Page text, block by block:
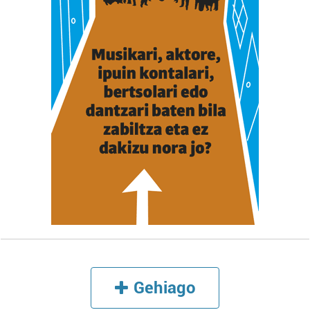
Lortu zure datu pertsonalak prozesatzeko moduari
buruzko informazio gehiago eta ezarri zure lehentasunak
datuen atalean. Edozein unetan alda edo ken dezakezu
zure baimena Cookieen adierazpenean.
Webgune honek cookie propioak eta hirugarrenen cookie-
fitxategiak erabiltzen ditu. Zure esperientzia eta
zerbitzuak hobetzeko asmoz, cookie teknologiaz
baliatzen gara. Ohar hau onartuz gero, teknologia hori
Gehiago
Gehiago